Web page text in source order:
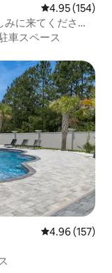
レビュー154
4.95 (154)
に来てくださ
車スペース
レビュー157
4.96 (157)